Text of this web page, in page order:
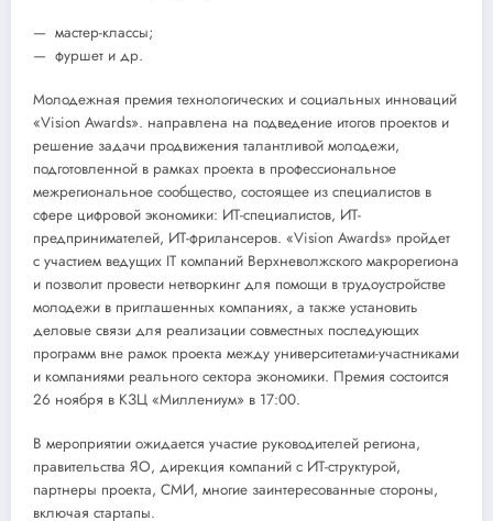
— мастер-классы;
— фуршет и др.
Молодежная премия технологических и социальных инноваций
«Vision Awards». направлена на подведение итогов проектов и
решение задачи продвижения талантливой молодежи,
подготовленной в рамках проекта в профессиональное
межрегиональное сообщество, состоящее из специалистов в
сфере цифровой экономики: ИТ-специалистов, ИТ-
предпринимателей, ИТ-фрилансеров. «Vision Awards» пройдет
с участием ведущих IT компаний Верхневолжского макрорегиона
и позволит провести нетворкинг для помощи в трудоустройстве
молодежи в приглашенных компаниях, а также установить
деловые связи для реализации совместных последующих
программ вне рамок проекта между университетами-участниками
и компаниями реального сектора экономики. Премия состоится
26 ноября в КЗЦ «Миллениум» в 17:00.
В мероприятии ожидается участие руководителей региона,
правительства ЯО, дирекция компаний с ИТ-структурой,
партнеры проекта, СМИ, многие заинтересованные стороны,
включая стартапы.